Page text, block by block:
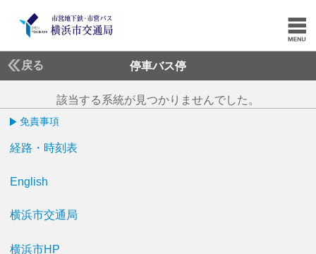
戻る 停車バス停
該当する系統が見つかりませんでした。
免責事項
経路・時刻表
English
横浜市交通局
横浜市HP